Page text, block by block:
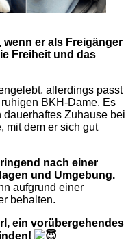
er als Freigänger
Freiheit und das
allerdings passt
BKH-Dame. Es
Zuhause bei
mit dem er sich gut
nach einer
und Umgebung.
aufgrund einer
behalten.
ein vorübergehendes